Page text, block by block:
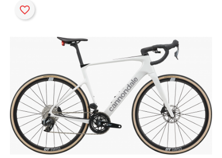
favorite_border